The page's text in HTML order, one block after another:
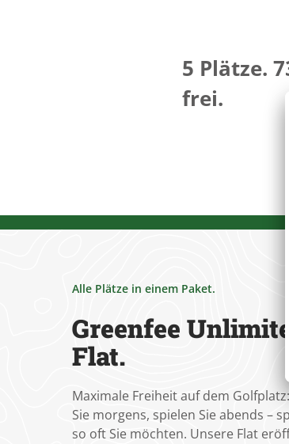
5 Plätze.
frei.
Alle Plätze in einem Paket.
Greenfee
Flat.
Maximale Freiheit auf dem
Sie morgens, spielen Sie abends –
so oft Sie möchten. Unsere Flat